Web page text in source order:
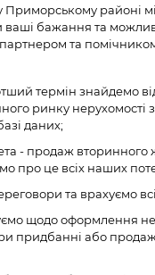
Приморському районі
бажання та
та
термін знайдемо
ринку нерухомості
даних;
- продаж вторинного
про це всіх наших
та врахуємо
щодо оформлення
придбанні або